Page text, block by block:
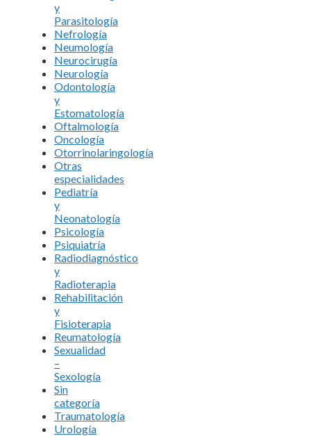
y
Parasitología
Nefrología
Neumología
Neurocirugía
Neurología
Odontología
y
Estomatología
Oftalmología
Oncología
Otorrinolaringología
Otras
especialidades
Pediatría
y
Neonatología
Psicología
Psiquiatría
Radiodiagnóstico
y
Radioterapia
Rehabilitación
y
Fisioterapia
Reumatología
Sexualidad
–
Sexología
Sin
categoría
Traumatología
Urología